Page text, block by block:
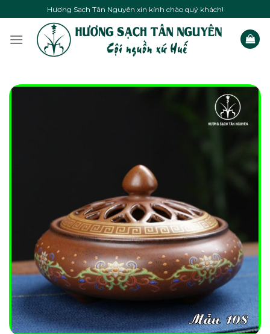
to
content
Hương Sạch Tân Nguyên xin kính chào quý khách!